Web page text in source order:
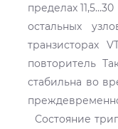
пределах
остальных
транзисторах
повторитель
стабильна во
Состояние